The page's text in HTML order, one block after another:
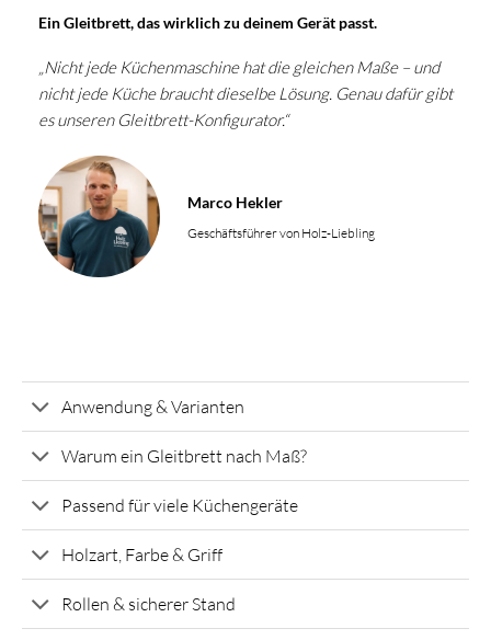
Ein Gleitbrett, das wirklich zu deinem Gerät passt.
„Nicht jede Küchenmaschine hat die gleichen Maße – und
nicht jede Küche braucht dieselbe Lösung. Genau dafür gibt
es unseren Gleitbrett-Konfigurator.“
Marco Hekler
Geschäftsführer von Holz-Liebling
Anwendung & Varianten
Warum ein Gleitbrett nach Maß?
Passend für viele Küchengeräte
Holzart, Farbe & Griff
Rollen & sicherer Stand